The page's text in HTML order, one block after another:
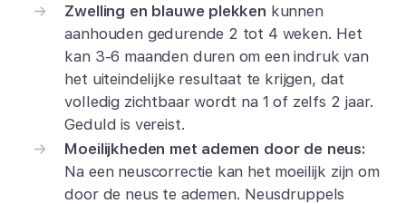
Zwelling en blauwe plekken kunnen
aanhouden gedurende 2 tot 4 weken. Het
kan 3-6 maanden duren om een indruk van
het uiteindelijke resultaat te krijgen, dat
volledig zichtbaar wordt na 1 of zelfs 2 jaar.
Geduld is vereist.
Moeilijkheden met ademen door de neus:
Na een neuscorrectie kan het moeilijk zijn om
door de neus te ademen. Neusdruppels